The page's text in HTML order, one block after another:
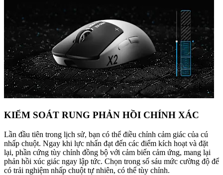
KIỂM SOÁT RUNG PHẢN HỒI CHÍNH XÁC
Lần đầu tiên trong lịch sử, bạn có thể điều chỉnh cảm giác của cú
nhấp chuột. Ngay khi lực nhấn đạt đến các điểm kích hoạt và đặt
lại, phần cứng tùy chỉnh đồng bộ với cảm biến cảm ứng, mang lại
phản hồi xúc giác ngay lập tức. Chọn trong số sáu mức cường độ để
có trải nghiệm nhấp chuột tự nhiên, có thể tùy chỉnh.